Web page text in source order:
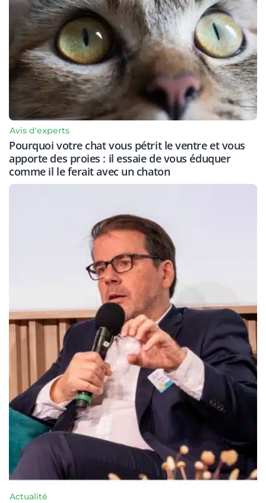
Avis d'experts
Pourquoi votre chat vous pétrit le ventre et vous
apporte des proies : il essaie de vous éduquer
comme il le ferait avec un chaton
Actualité